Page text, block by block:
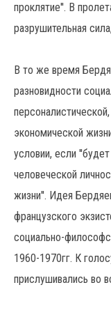
проклятие''. В
разрушительная
В то же время
разновидности
экономической
условии, если
человеческой
жизни''. Идея
французского
социально-
1960-1970гг. К
прислушивались во